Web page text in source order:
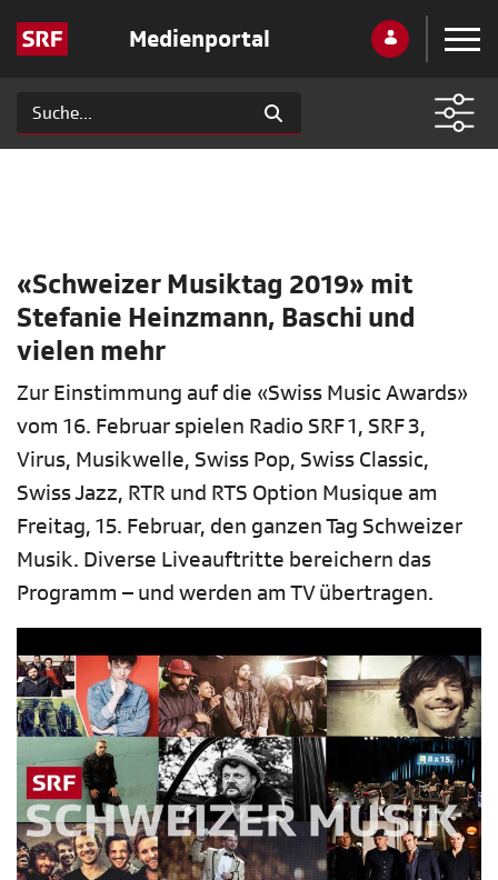
Medienportal
«Schweizer Musiktag 2019» mit
Stefanie Heinzmann, Baschi und
vielen mehr
Zur Einstimmung auf die «Swiss Music Awards»
vom 16. Februar spielen Radio SRF 1, SRF 3,
Virus, Musikwelle, Swiss Pop, Swiss Classic,
Swiss Jazz, RTR und RTS Option Musique am
Freitag, 15. Februar, den ganzen Tag Schweizer
Musik. Diverse Liveauftritte bereichern das
Programm – und werden am TV übertragen.